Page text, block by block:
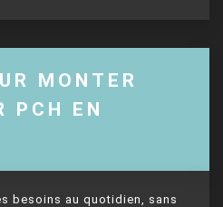
MONTER
PCH EN
besoins au quotidien, sans